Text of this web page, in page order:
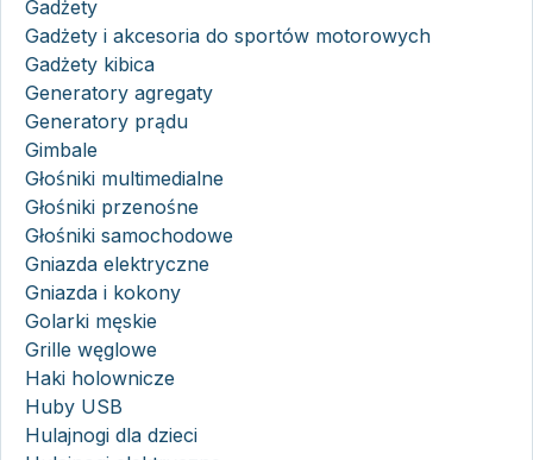
Gadżety
Gadżety i akcesoria do sportów motorowych
Gadżety kibica
Generatory agregaty
Generatory prądu
Gimbale
Głośniki multimedialne
Głośniki przenośne
Głośniki samochodowe
Gniazda elektryczne
Gniazda i kokony
Golarki męskie
Grille węglowe
Haki holownicze
Huby USB
Hulajnogi dla dzieci